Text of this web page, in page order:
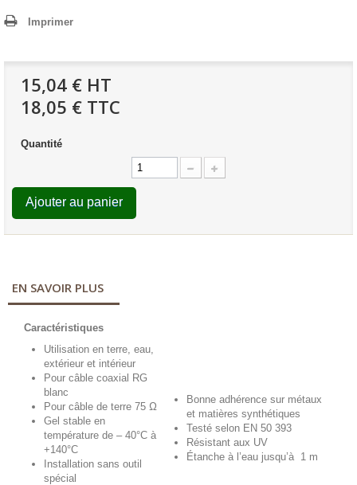
Imprimer
15,04 € HT
18,05 € TTC
Quantité
Ajouter au panier
EN SAVOIR PLUS
Caractéristiques
Utilisation en terre, eau,
extérieur et intérieur
Pour câble coaxial RG
blanc
Pour câble de terre 75 Ω
Gel stable en
température de – 40°C à
+140°C
Installation sans outil
spécial
Bonne adhérence sur métaux
et matières synthétiques
Testé selon EN 50 393
Résistant aux UV
Étanche à l’eau jusqu’à 1 m